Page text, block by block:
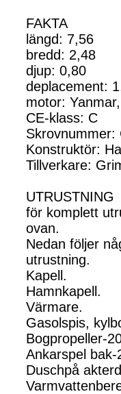
FAKTA
längd: 7,56
bredd: 2,48
djup: 0,80
deplacement:
motor:
CE-klass: C
Skrovnummer:
Konstruktör:
Tillverkare:
UTRUSTNING
för komplett
ovan.
Nedan följer
utrustning.
Kapell.
Hamnkapell.
Värmare.
Gasolspis,
Bogpropeller-
Ankarspel bak-
Duschpå